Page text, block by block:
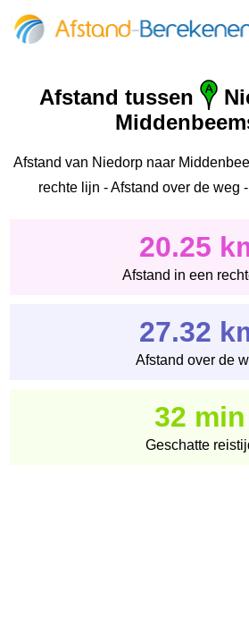
Afstand tussen
Afstand van Niedorp naar
rechte lijn - Afstand over de weg
20.25
Afstand in een
27.32
Afstand over de
32 min
Geschatte